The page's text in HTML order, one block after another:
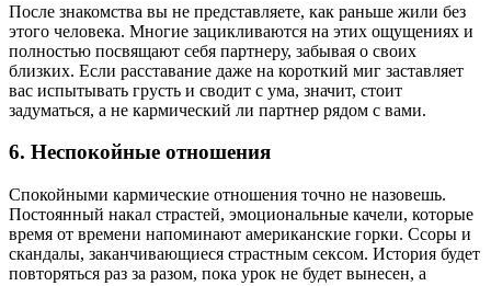
После знакомства вы не представляете, как раньше жили без
этого человека. Многие зацикливаются на этих ощущениях и
полностью посвящают себя партнеру, забывая о своих
близких. Если расставание даже на короткий миг заставляет
вас испытывать грусть и сводит с ума, значит, стоит
задуматься, а не кармический ли партнер рядом с вами.
6. Неспокойные отношения
Спокойными кармические отношения точно не назовешь.
Постоянный накал страстей, эмоциональные качели, которые
время от времени напоминают американские горки. Ссоры и
скандалы, заканчивающиеся страстным сексом. История будет
повторяться раз за разом, пока урок не будет вынесен, а